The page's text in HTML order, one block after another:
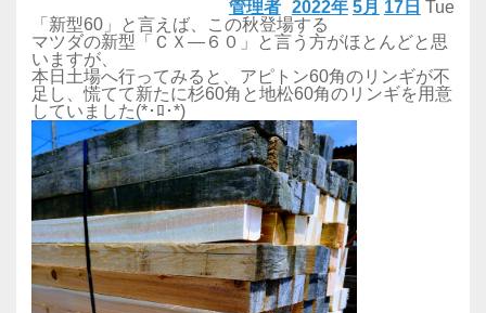
2022年 5月 17日 Tue
管理者
「新型60」と言えば、この秋登場する
マツダの新型「ＣＸ―６０」と言う方がほとんどと思
いますが、
本日土場へ行ってみると、アピトン60角のリンギが不
足し、慌てて新たに杉60角と地松60角のリンギを用意
していました(*･ﾛ･*)